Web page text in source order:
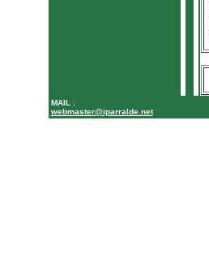
MAIL :
webmaster@iparralde.net